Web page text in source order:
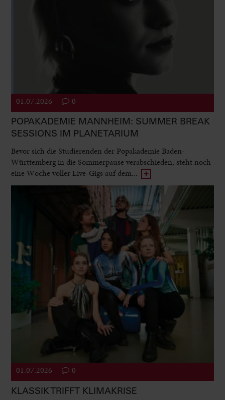
01.07.2026 0
POPAKADEMIE MANNHEIM: SUMMER BREAK
SESSIONS IM PLANETARIUM
Bevor sich die Studierenden der Popakademie Baden-
Württemberg in die Sommerpause verabschieden, steht noch
eine Woche voller Live-Gigs auf dem...
01.07.2026 0
KLASSIK TRIFFT KLIMAKRISE